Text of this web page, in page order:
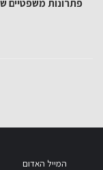
פתרונות משפטיים
המייל האדום